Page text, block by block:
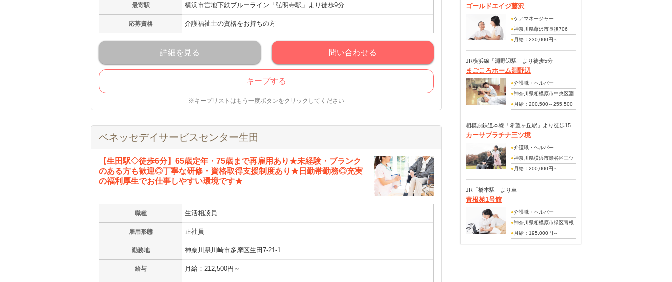
最寄駅 横浜市営地下鉄ブルーライン「弘明寺駅」より徒歩9分
応募資格 介護福祉士の資格をお持ちの方
詳細を見る 問い合わせる
キープする
※キープリストはもう一度ボタンをクリックしてください
ベネッセデイサービスセンター生田
【生田駅◇徒歩6分】65歳定年・75歳まで再雇用あり★未経験・ブランク
のある方も歓迎◎丁寧な研修・資格取得支援制度あり★日勤帯勤務◎充実
の福利厚生でお仕事しやすい環境です★
職種 生活相談員
雇用形態 正社員
勤務地 神奈川県川崎市多摩区生田7-21-1
給与 月給：212,500円～
（15,000円）
住宅手当：8,000円（規定あ
り）
保育手当：上限30,000円
（規定有り）
4.00カ月分）※本人の勤務
（手当内訳）
円
（上記月給の手当内訳）
扶養手当：5,000～15,000円
円
（その他手当）
資格手当：5,000円
夜勤手当：5,000円/回
賞与年2回(前年度実績2ヶ月
分)
ゴールドエイジ藤沢
●ケアマネージャー
●神奈川県藤沢市長後706
● 月給：230,000円～
268,400円
（手当内訳）
資格手当：15,000円
地域手当：10,000円
家族手当
JR横浜線「淵野辺駅」より徒歩5分
まごころホーム淵野辺
●介護職・ヘルパー
●神奈川県相模原市中央区淵
野辺4-1-19-2まごころホーム
● 月給：200,500～255,500
円
（手当内訳）
夜勤手当：24,000円（4回
分）
（その他手当）
賞与年4回（夏・冬・ポイン
相模原鉄道本線「希望ヶ丘駅」より徒歩15
分
カーサプラチナ三ツ境
●介護職・ヘルパー
●神奈川県横浜市瀬谷区三ツ
境80-1
● 月給：200,000円～
200,000円
※夜勤手当4回分を含む
月給：180,000円～180,000
円
（上記月給の手当内訳）
・通信手当：1000円
JR「橋本駅」より車
青根苑1号館
●介護職・ヘルパー
●神奈川県相模原市緑区青根
1728-1
● 月給：195,000円～
195,000円